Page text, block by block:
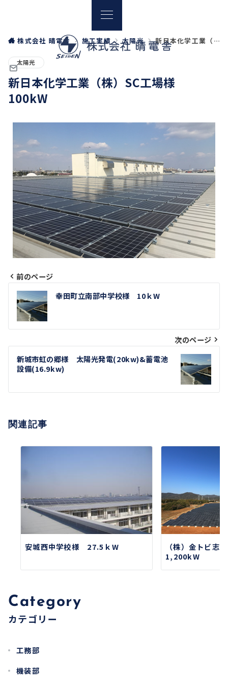
株式会社 晴電舎 施工実績 太陽光 新日本化学工業（株）SC工場様 100kW
太陽光
新日本化学工業（株）SC工場様
100kW
投
稿
ナ
ビ
ゲ
ョ
前のページ
幸田町立南部中学校様 10ｋW
次のページ
新城市虹の郷様 太陽光発電(20kw)&蓄電池
設備(16.9kw)
関連記事
安城西中学校様 27.5ｋW
（株）金トビ
1,200kW
Category
カテゴリー
工務部
機装部